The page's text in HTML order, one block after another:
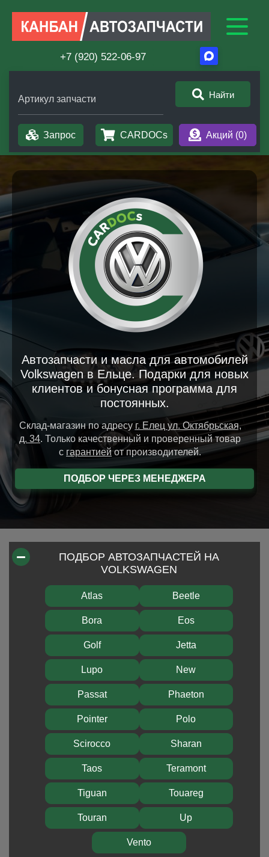
+7 (920) 522-06-97
Артикул запчасти Найти
Запрос CARDOCs Акций (0)
Автозапчасти и масла для автомобилей
Volkswagen в Ельце. Подарки для новых
клиентов и бонусная программа для
постоянных.
Склад-магазин по адресу г. Елец ул. Октябрьская,
д. 34. Только качественный и проверенный товар
с гарантиейот производителей.
ПОДБОР ЧЕРЕЗ МЕНЕДЖЕРА
ПОДБОР АВТОЗАПЧАСТЕЙ НА
VOLKSWAGEN
Atlas Beetle
Bora Eos
Golf Jetta
Lupo New
Passat Phaeton
Pointer Polo
Scirocco Sharan
Taos Teramont
Tiguan Touareg
Touran Up
Vento